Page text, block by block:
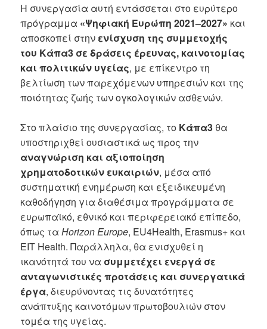
Η συνεργασία αυτή εντάσσεται στο ευρύτερο
πρόγραμμα «Ψηφιακή Ευρώπη 2021–2027» και
αποσκοπεί στην ενίσχυση της συμμετοχής
του Κάπα3 σε δράσεις έρευνας, καινοτομίας
και πολιτικών υγείας, με επίκεντρο τη
βελτίωση των παρεχόμενων υπηρεσιών και της
ποιότητας ζωής των ογκολογικών ασθενών.
Στο πλαίσιο της συνεργασίας, το Κάπα3 θα
υποστηριχθεί ουσιαστικά ως προς την
αναγνώριση και αξιοποίηση
χρηματοδοτικών ευκαιριών, μέσα από
συστηματική ενημέρωση και εξειδικευμένη
καθοδήγηση για διαθέσιμα προγράμματα σε
ευρωπαϊκό, εθνικό και περιφερειακό επίπεδο,
όπως ταHorizon Europe, EU4Health, Erasmus+ και
EIT Health. Παράλληλα, θα ενισχυθεί η
ικανότητά του να συμμετέχει ενεργά σε
ανταγωνιστικές προτάσεις και συνεργατικά
έργα, διευρύνοντας τις δυνατότητες
ανάπτυξης καινοτόμων πρωτοβουλιών στον
τομέα της υγείας.